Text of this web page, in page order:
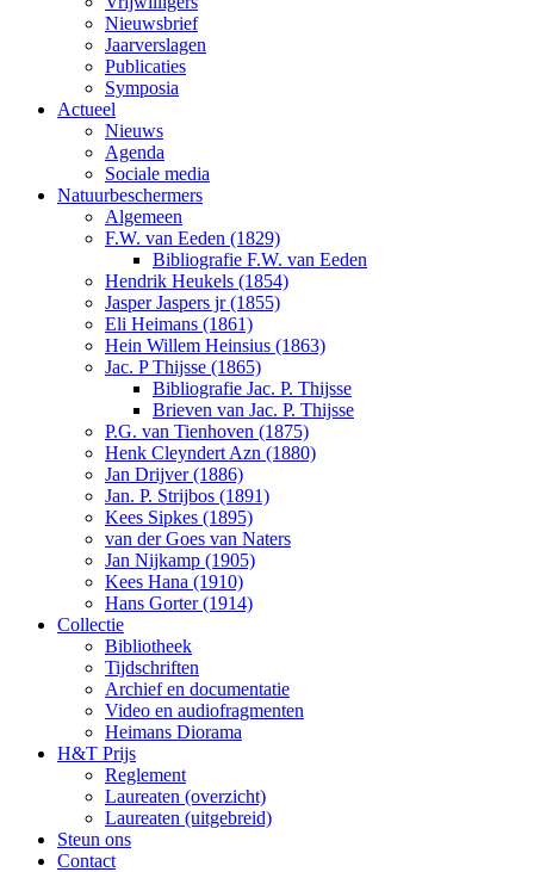
Nieuwsbrief
Jaarverslagen
Publicaties
Symposia
Actueel
Nieuws
Agenda
Sociale media
Natuurbeschermers
Algemeen
F.W. van Eeden (1829)
Bibliografie F.W. van Eeden
Hendrik Heukels (1854)
Jasper Jaspers jr (1855)
Eli Heimans (1861)
Hein Willem Heinsius (1863)
Jac. P Thijsse (1865)
Bibliografie Jac. P. Thijsse
Brieven van Jac. P. Thijsse
P.G. van Tienhoven (1875)
Henk Cleyndert Azn (1880)
Jan Drijver (1886)
Jan. P. Strijbos (1891)
Kees Sipkes (1895)
van der Goes van Naters
Jan Nijkamp (1905)
Kees Hana (1910)
Hans Gorter (1914)
Collectie
Bibliotheek
Tijdschriften
Archief en documentatie
Video en audiofragmenten
Heimans Diorama
H&T Prijs
Reglement
Laureaten (overzicht)
Laureaten (uitgebreid)
Steun ons
Contact